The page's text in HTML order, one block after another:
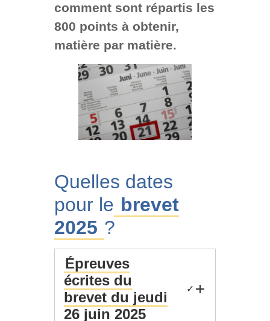
comment sont répartis les
800 points à obtenir,
matière par matière.
Quelles dates
pour le brevet
2025 ?
Épreuves
écrites du
brevet du jeudi
26 juin 2025
✓